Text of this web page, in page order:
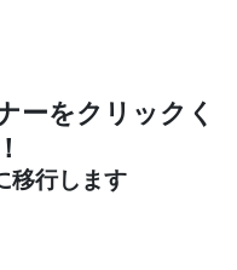
ーをクリックく
移行します